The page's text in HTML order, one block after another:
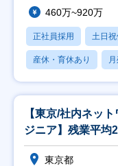
460万~920万
正社員採用 土日
産休・育休あり
【東京/社内ネッ
ジニア】残業平均
東京都